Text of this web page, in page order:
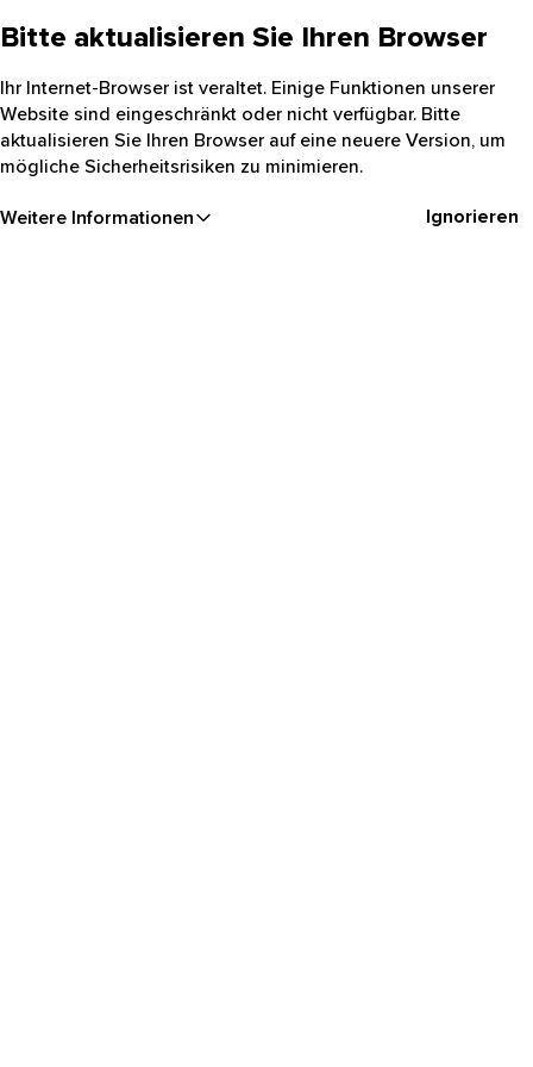
Bitte aktualisieren Sie Ihren Browser
Ihr Internet-Browser ist veraltet. Einige Funktionen unserer
Website sind eingeschränkt oder nicht verfügbar. Bitte
aktualisieren Sie Ihren Browser auf eine neuere Version, um
mögliche Sicherheitsrisiken zu minimieren.
Weitere Informationen Ignorieren